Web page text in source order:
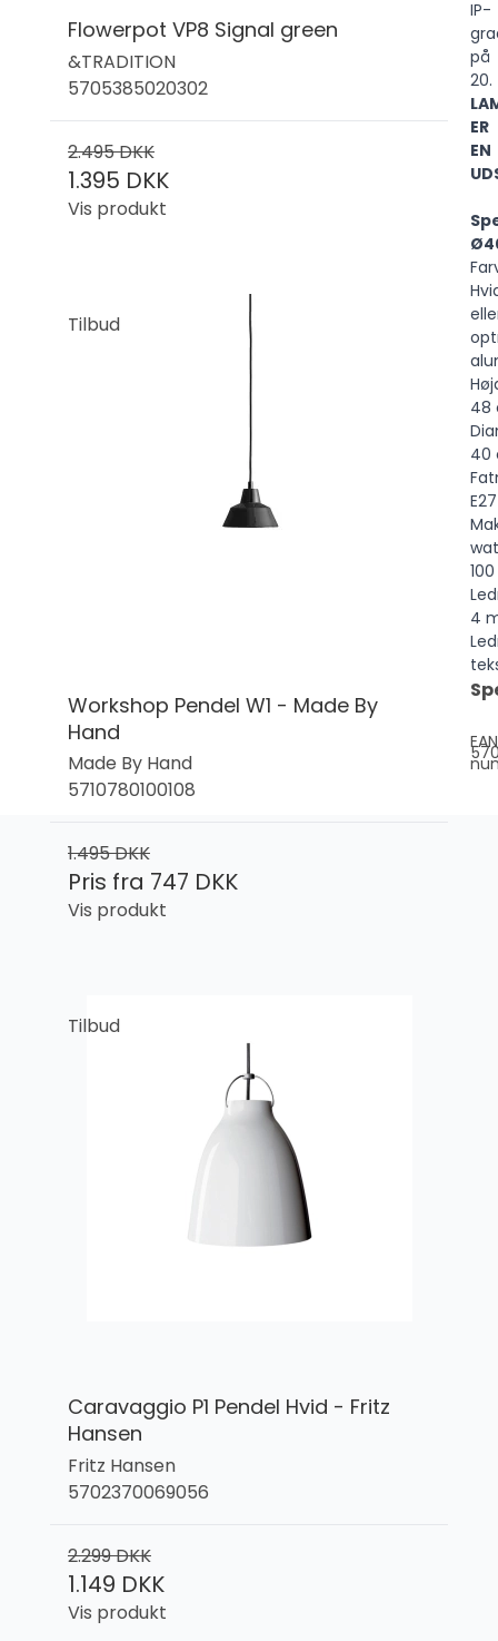
Flowerpot VP8 Signal green
&TRADITION
5705385020302
2.495 DKK
1.395 DKK
Vis produkt
Tilbud
Workshop Pendel W1 - Made By
Hand
Made By Hand
5710780100108
1.495 DKK
Pris fra 747 DKK
Vis produkt
Tilbud
Caravaggio P1 Pendel Hvid - Fritz
Hansen
Fritz Hansen
5702370069056
2.299 DKK
1.149 DKK
Vis produkt
IP-
på
20.
ER
EN
48
40
E27
100
4